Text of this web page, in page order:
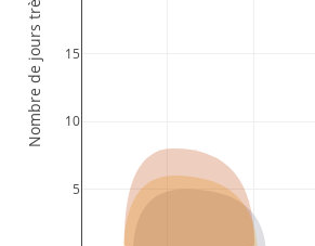
5
10
15